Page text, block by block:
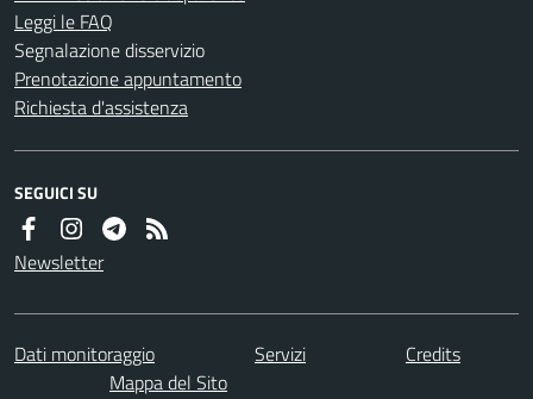
Leggi le FAQ
Segnalazione disservizio
Prenotazione appuntamento
Richiesta d'assistenza
SEGUICI SU
Newsletter
Dati monitoraggio Servizi
Credits
Mappa del Sito